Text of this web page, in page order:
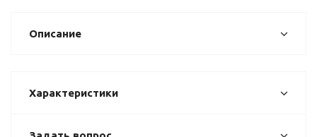
Описание
Характеристики